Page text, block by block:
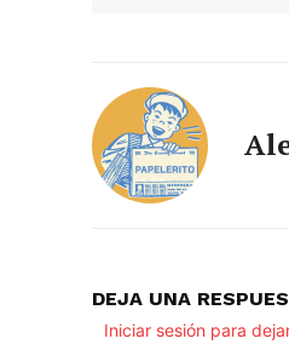
DEJA UNA
Iniciar sesión para